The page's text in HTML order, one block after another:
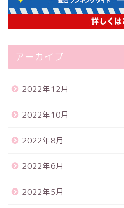
アーカイブ
2022年12月
2022年10月
2022年8月
2022年6月
2022年5月